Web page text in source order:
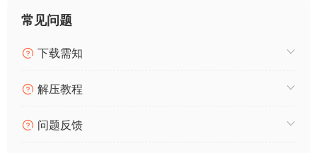
常见问题
下载需知
解压教程
问题反馈